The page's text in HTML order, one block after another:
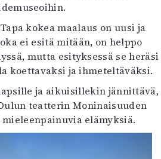
kokea maalaus on uusi ja
ei esitä mitään, on helppo
mutta esityksessä se heräsi
koettavaksi ja ihmeteltäväksi.
ja aikuisillekin jännittävä,
teatterin Moninaisuuden
elämyksiä.